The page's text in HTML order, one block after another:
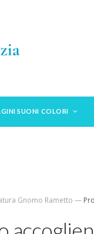
SUONI COLORI
Gnomo Rametto —